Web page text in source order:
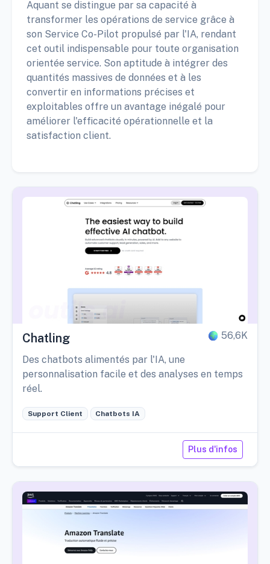
Aquant se distingue par sa capacité à
transformer les opérations de service grâce à
son Service Co-Pilot propulsé par l'IA, rendant
cet outil indispensable pour toute organisation
orientée service. Son aptitude à intégrer des
quantités massives de données et à les
convertir en informations précises et
exploitables offre un avantage inégalé pour
améliorer l'efficacité opérationnelle et la
satisfaction client.
Chatling 56,6K
Des chatbots alimentés par l'IA, une
personnalisation facile et des analyses en temps
réel.
Support Client Chatbots IA
Plus d'infos